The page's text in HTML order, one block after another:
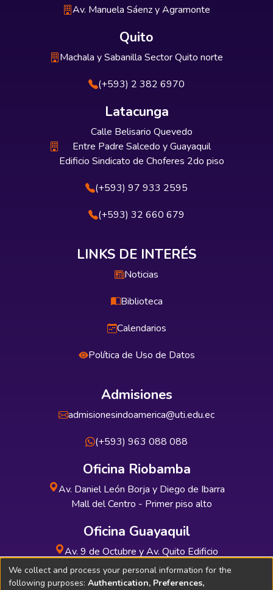
Av. Manuela Sáenz y Agramonte
Quito
Machala y Sabanilla Sector Quito norte
(+593) 2 382 6970
Latacunga
Calle Belisario Quevedo
Entre Padre Salcedo y Guayaquil
Edificio Sindicato de Choferes 2do piso
(+593) 97 933 2595
(+593) 32 660 679
LINKS DE INTERÉS
Noticias
Biblioteca
Calendarios
Política de Uso de Datos
Admisiones
admisionesindoamerica@uti.edu.ec
(+593) 963 088 088
Oficina Riobamba
Av. Daniel León Borja y Diego de Ibarra
Mall del Centro - Primer piso alto
Oficina Guayaquil
Av. 9 de Octubre y Av. Quito Edificio
INDUAUTO - Planta baja
We collect and process your personal information for the
following purposes: Authentication, Preferences,